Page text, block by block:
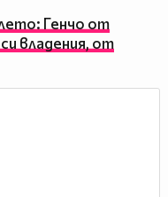
Генчо от
владения, от